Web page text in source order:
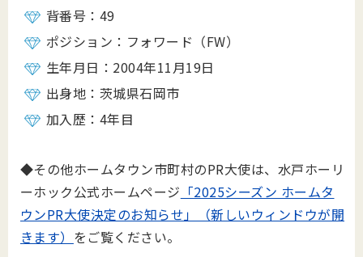
背番号：49
ポジション：フォワード（FW）
生年月日：2004年11月19日
出身地：茨城県石岡市
加入歴：4年目
◆その他ホームタウン市町村のPR大使は、水戸ホーリ
ーホック公式ホームページ 「2025シーズン ホームタ
ウンPR大使決定のお知らせ」（新しいウィンドウが開
きます） をご覧ください。